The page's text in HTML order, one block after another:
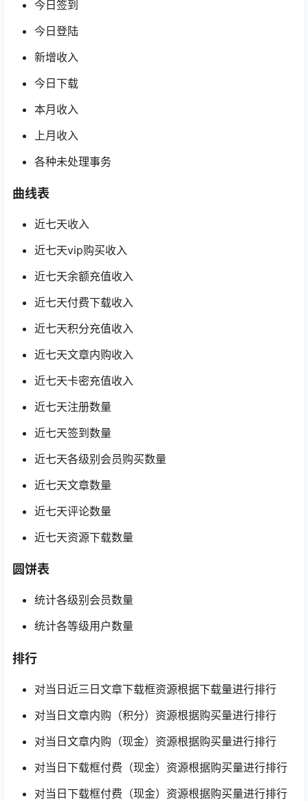
今日签到
今日登陆
新增收入
今日下载
本月收入
上月收入
各种未处理事务
曲线表
近七天收入
近七天vip购买收入
近七天余额充值收入
近七天付费下载收入
近七天积分充值收入
近七天文章内购收入
近七天卡密充值收入
近七天注册数量
近七天签到数量
近七天各级别会员购买数量
近七天文章数量
近七天评论数量
近七天资源下载数量
圆饼表
统计各级别会员数量
统计各等级用户数量
排行
对当日近三日文章下载框资源根据下载量进行排行
对当日文章内购（积分）资源根据购买量进行排行
对当日文章内购（现金）资源根据购买量进行排行
对当日下载框付费（现金）资源根据购买量进行排行
对当日下载框付费（现金）资源根据购买量进行排行